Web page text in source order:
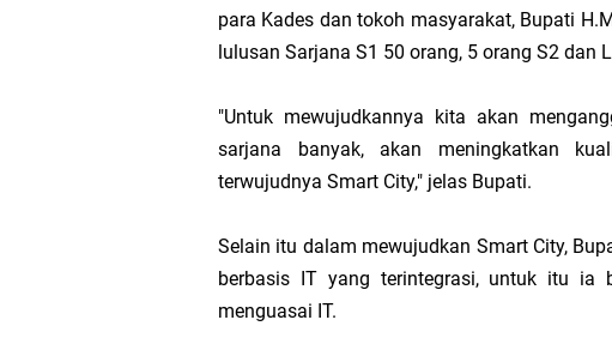
para Kades dan tokoh masyarakat, Bupati
lulusan Sarjana S1 50 orang, 5 orang S2 dan
"Untuk mewujudkannya kita akan
sarjana banyak, akan meningkatkan
terwujudnya Smart City," jelas Bupati.
Selain itu dalam mewujudkan Smart City,
berbasis IT yang terintegrasi, untuk itu ia
menguasai IT.